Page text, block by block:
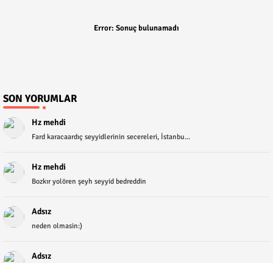
Error: Sonuç bulunamadı
SON YORUMLAR
Hz mehdi
Fard karacaardıç seyyidlerinin secereleri, İstanbu...
Hz mehdi
Bozkır yolören şeyh seyyid bedreddin
Adsız
neden olmasin:)
Adsız